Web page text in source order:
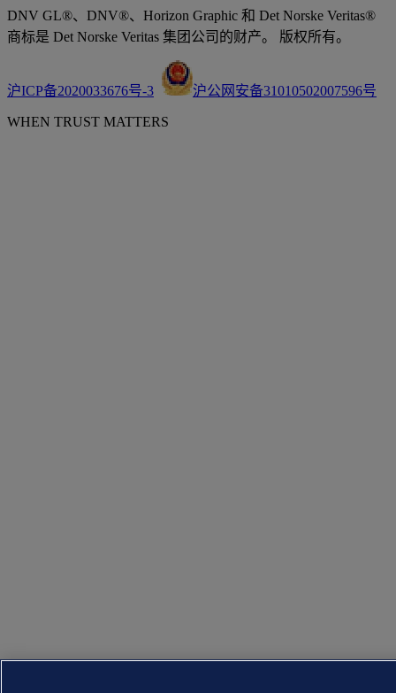
DNV GL®、DNV®、Horizon Graphic 和 Det Norske Veritas®
商标是 Det Norske Veritas 集团公司的财产。 版权所有。
沪ICP备2020033676号-3 沪公网安备31010502007596号
WHEN TRUST MATTERS